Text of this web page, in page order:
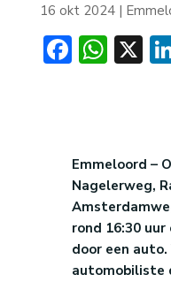
16 okt 2024|
X
Emmeloord –
Nagelerweg,
rond 16:30
door een
automobiliste